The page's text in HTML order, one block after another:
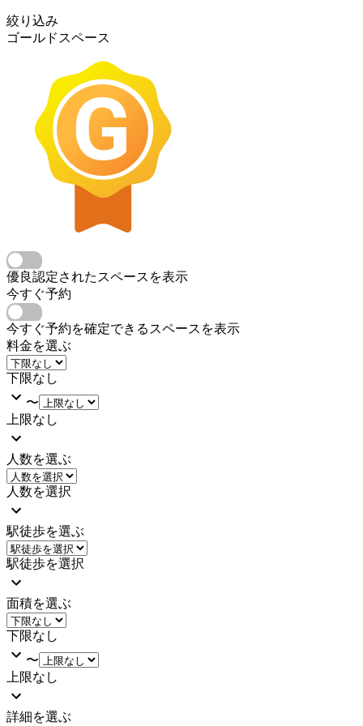
絞り込み
ゴールドスペース
優良認定されたスペースを表示
今すぐ予約
今すぐ予約を確定できるスペースを表示
料金を選ぶ
下限なし
〜
上限なし
人数を選ぶ
人数を選択
駅徒歩を選ぶ
駅徒歩を選択
面積を選ぶ
下限なし
〜
上限なし
詳細を選ぶ